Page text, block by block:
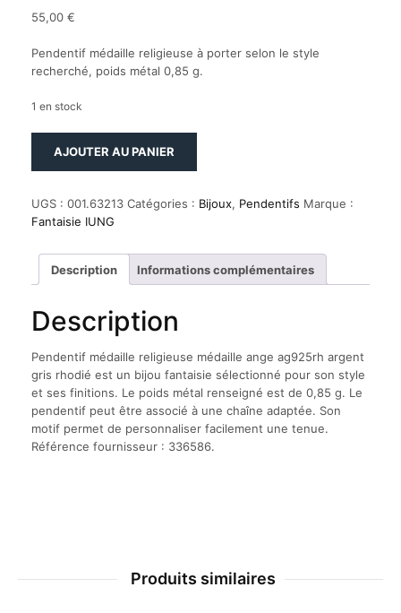
55,00 €
Pendentif médaille religieuse à porter selon le style
recherché, poids métal 0,85 g.
1 en stock
religieuse
médaille
ag925rh
argent
rhodié
AJOUTER AU PANIER
UGS : 001.63213 Catégories : Bijoux, Pendentifs Marque :
Fantaisie IUNG
Description Informations complémentaires
Description
Pendentif médaille religieuse médaille ange ag925rh argent
gris rhodié est un bijou fantaisie sélectionné pour son style
et ses finitions. Le poids métal renseigné est de 0,85 g. Le
pendentif peut être associé à une chaîne adaptée. Son
motif permet de personnaliser facilement une tenue.
Référence fournisseur : 336586.
Produits similaires